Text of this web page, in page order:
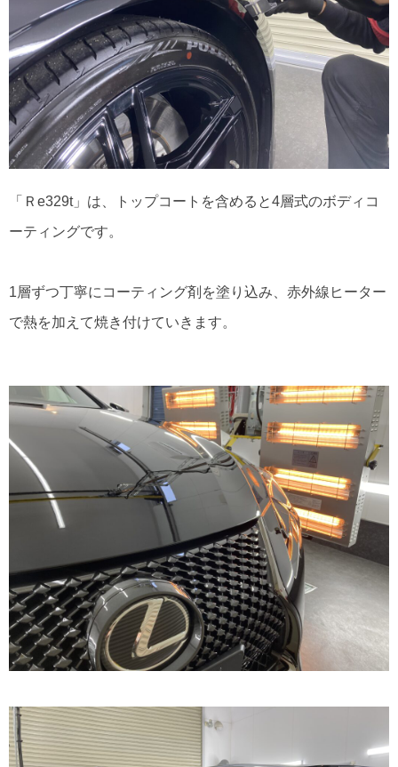
「Ｒe329t」は、トップコートを含めると4層式のボディコ
ーティングです。
1層ずつ丁寧にコーティング剤を塗り込み、赤外線ヒーター
で熱を加えて焼き付けていきます。